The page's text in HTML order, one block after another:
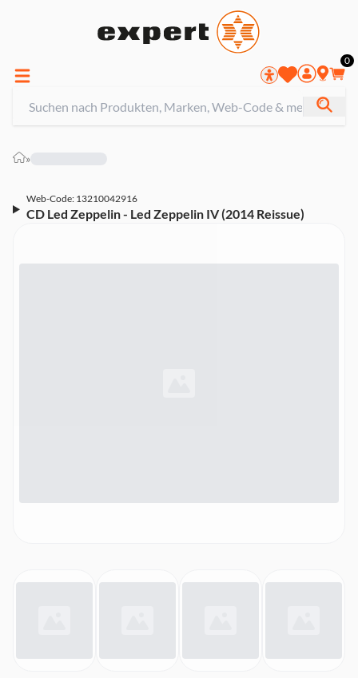
0
»
Web-Code: 13210042916
CD Led Zeppelin - Led Zeppelin IV (2014 Reissue)